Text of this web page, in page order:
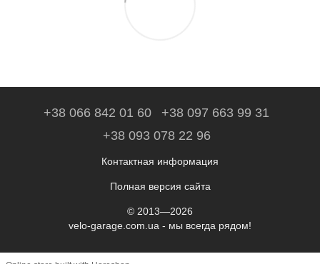
+38 066 842 01 60
+38 097 663 99 31
+38 093 078 22 96
Контактная информация
Полная версия сайта
© 2013—2026
velo-garage.com.ua - мы всегда рядом!